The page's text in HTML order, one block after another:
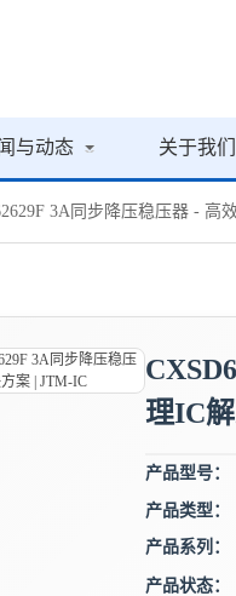
与动态 关于我们
3A同步降压稳压器 - 高
理IC
产品型号：
产品类型：
产品系列：
产品状态：